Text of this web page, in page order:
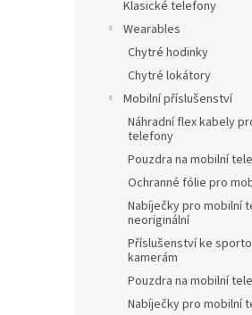
Klasické telefony
Wearables
Chytré hodinky
Chytré lokátory
Mobilní příslušenství
Náhradní flex kabely
telefony
Pouzdra na mobilní
Ochranné fólie pro
Nabíječky pro mobilní
neoriginální
Příslušenství ke
kamerám
Pouzdra na mobilní
Nabíječky pro mobilní